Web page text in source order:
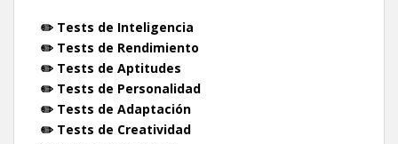
✏️ Tests de Inteligencia
✏️ Tests de Rendimiento
✏️ Tests de Aptitudes
✏️ Tests de Personalidad
✏️ Tests de Adaptación
✏️ Tests de Creatividad